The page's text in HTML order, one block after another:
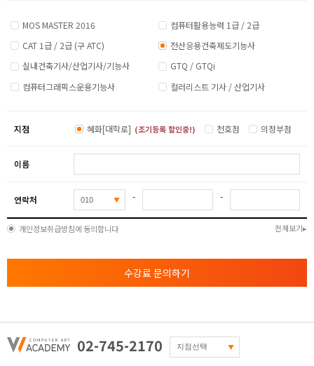
- 물매와 기와, 용마루 작도
- 테라스형 지붕 작도 및 남측입면도 작도
기출문제 풀이 및 출력방법
- 개인별 1:1 상세지도 및 출력방법 설명
MOS MASTER 2016
컴퓨터활용능력 1급 / 2급
CAT 1급 / 2급 (구 ATC)
전산응용건축제도기능사
실내건축기사/산업기사/기능사
GTQ / GTQi
컴퓨터그래픽스운용기능사
컬러리스트 기사 / 산업기사
지점 혜화[대학로] (조기등록 할인중!) 천호점 의정부점
이름
연락처 - -
개인정보취급방침에 동의합니다 전체보기
수강료 문의하기
02-745-2170